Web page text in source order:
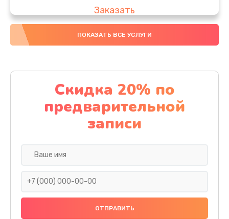
Заказать
Комплексная чистка
Заказать
Замена дисплея (экрана)
2000 руб.
Заказать
Ремонт платы электроники
Прошивка
ПОКАЗАТЬ ВСЕ УСЛУГИ
Скидка 20% по
предварительной
записи